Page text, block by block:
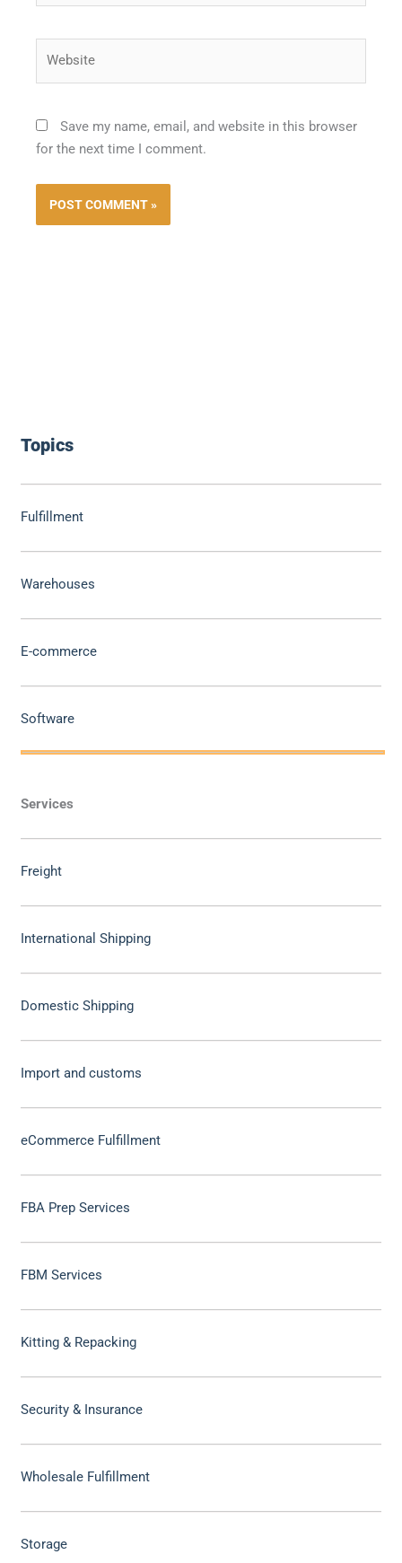
Topics
Fulfillment
Warehouses
E-commerce
Software
Services
Freight
International Shipping
Domestic Shipping
Import and customs
eCommerce Fulfillment
FBA Prep Services
FBM Services
Kitting & Repacking
Security & Insurance
Wholesale Fulfillment
Storage
Save my name, email, and website in this browser
for the next time I comment.